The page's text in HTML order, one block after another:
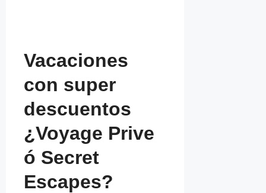
Vacaciones
con super
descuentos
¿Voyage Prive
ó Secret
Escapes?